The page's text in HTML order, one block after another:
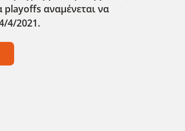
playoffs αναμένεται να
4/2021.